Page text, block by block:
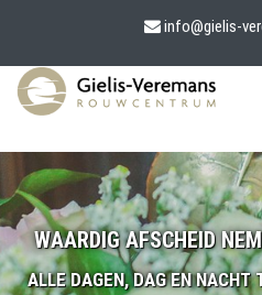
info@gielis-
WAARDIG AFSCHEID
ALLE DAGEN, DAG EN NACHT